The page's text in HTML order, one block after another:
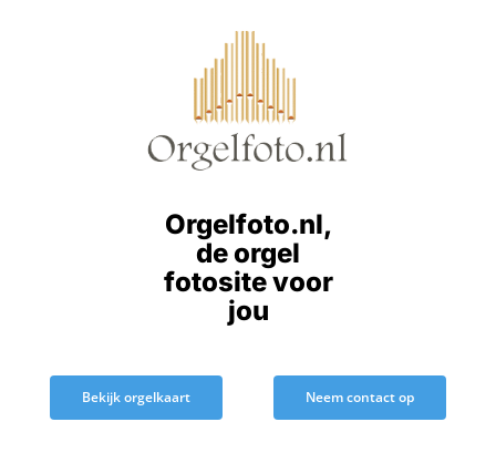
Orgelfoto.nl,
de orgel
fotosite voor
jou
Bekijk orgelkaart Neem contact op